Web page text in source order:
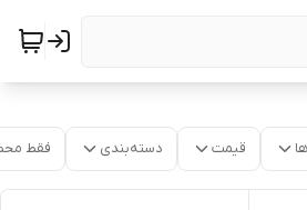
قیمت دسته‌بندی فقط